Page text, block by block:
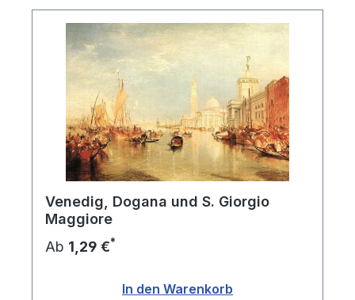
Venedig, Dogana und S. Giorgio
Maggiore
Ab 1,29 €*
In den Warenkorb